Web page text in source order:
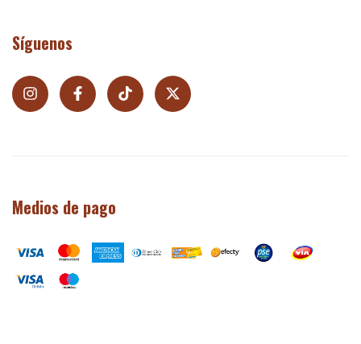
Síguenos
Medios de pago